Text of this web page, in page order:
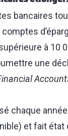
bancaires
à 10
une
chaque
et fait